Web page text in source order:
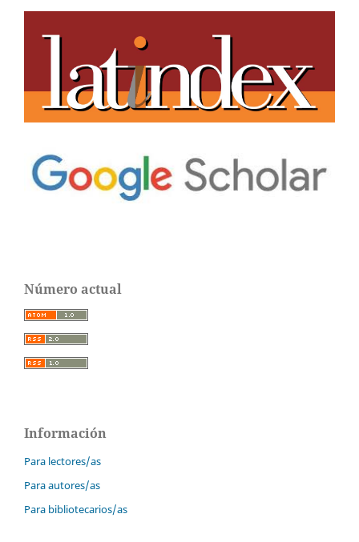
Número actual
Información
Para lectores/as
Para autores/as
Para bibliotecarios/as